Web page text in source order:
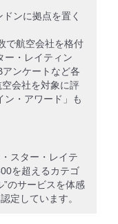
ンに拠点を置く
で航空会社を格付
ー・レイティン
ンケートなど各
会社を対象に評
ン・アワード」も
スター・レイテ
を超えるカテゴ
”のサービスを体感
定しています。